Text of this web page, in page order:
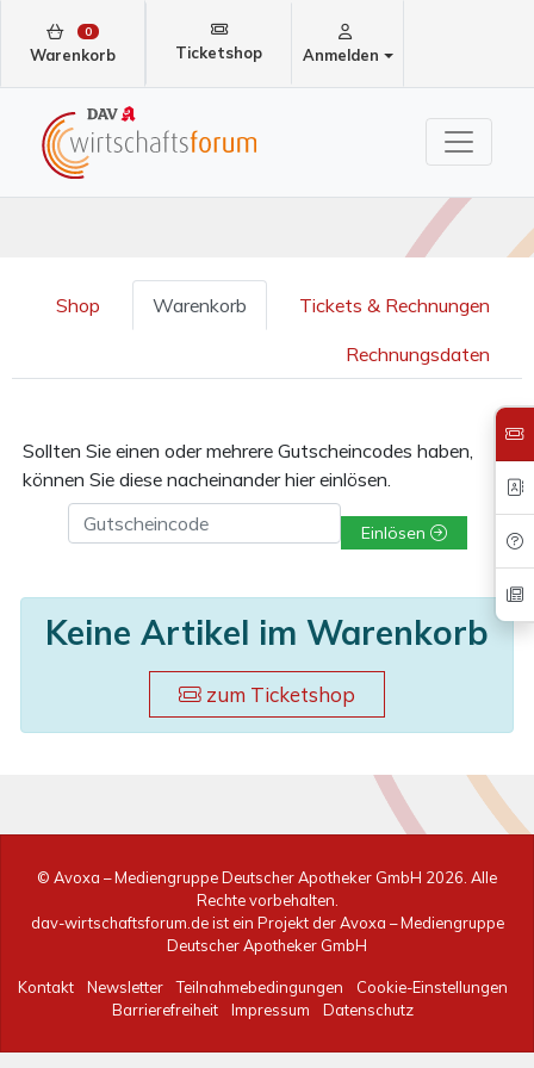
0
Warenkorb Ticketshop Anmelden
Shop Warenkorb Tickets & Rechnungen
Rechnungsdaten
Sollten Sie einen oder mehrere Gutscheincodes haben,
können Sie diese nacheinander hier einlösen.
Gutscheincode
Einlösen
Keine Artikel im Warenkorb
zum Ticketshop
© Avoxa – Mediengruppe Deutscher Apotheker GmbH 2026. Alle
Rechte vorbehalten.
dav-wirtschaftsforum.de ist ein Projekt der Avoxa – Mediengruppe
Deutscher Apotheker GmbH
Kontakt Newsletter Teilnahmebedingungen
Cookie-Einstellungen
Barrierefreiheit
Impressum Datenschutz